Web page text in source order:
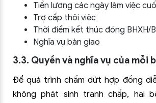
Tiền lương các ngày làm việc
Trợ cấp thôi việc
Thời điểm kết thúc đóng BHXH/
Nghĩa vụ bàn giao
3.3. Quyền và nghĩa vụ của mỗi
Để quá trình chấm dứt hợp đồng
không phát sinh tranh chấp, hai